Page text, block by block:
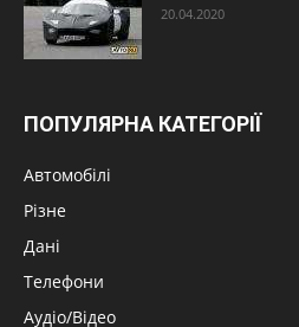
20.04.2020
ПОПУЛЯРНА КАТЕГОРІЇ
Автомобілі
Різне
Дані
Телефони
Аудіо/Відео